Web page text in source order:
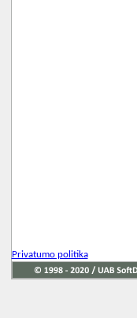
Privatumo politika